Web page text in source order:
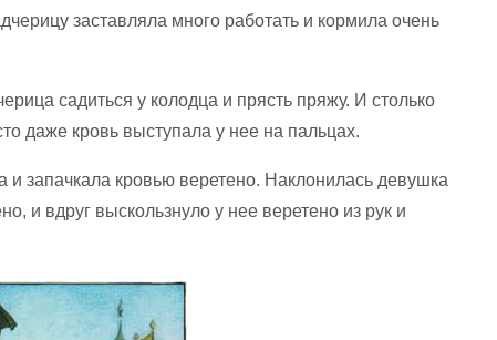
заставляла много работать и кормила очень
садиться у колодца и прясть пряжу. И столько
даже кровь выступала у нее на пальцах.
запачкала кровью веретено. Наклонилась девушка
и вдруг выскользнуло у нее веретено из рук и